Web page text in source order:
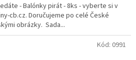
- Balónky pirát - 8ks - vyberte si v
cb.cz. Doručujeme po celé České
obrázky. Sada...
Kód: 0991